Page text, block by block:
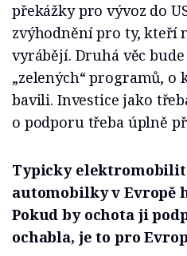
překážky pro vývoz do
zvýhodnění pro ty, kteří
vyrábějí. Druhá věc
„zelených“ programů, o
bavili. Investice jako
o podporu třeba úplně
Typicky
automobilky v Evropě
Pokud by ochota ji
ochabla, je to pro